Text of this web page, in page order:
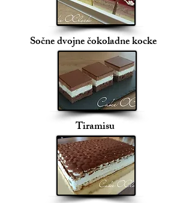
Sočne dvojne čokoladne kocke
Tiramisu